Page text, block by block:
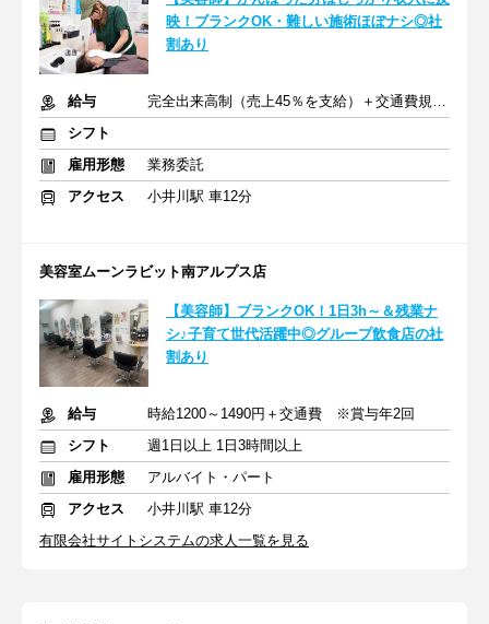
映！ブランクOK・難しい施術ほぼナシ◎社
割あり
給与
完全出来高制（売上45％を支給）＋交通費規定支給
シフト
雇用形態
業務委託
アクセス
小井川駅 車12分
美容室ムーンラビット南アルプス店
【美容師】ブランクOK！1日3h～＆残業ナ
シ♪子育て世代活躍中◎グループ飲食店の社
割あり
給与
時給1200～1490円＋交通費 ※賞与年2回
シフト
週1日以上 1日3時間以上
雇用形態
アルバイト・パート
アクセス
小井川駅 車12分
有限会社サイトシステムの求人一覧を見る